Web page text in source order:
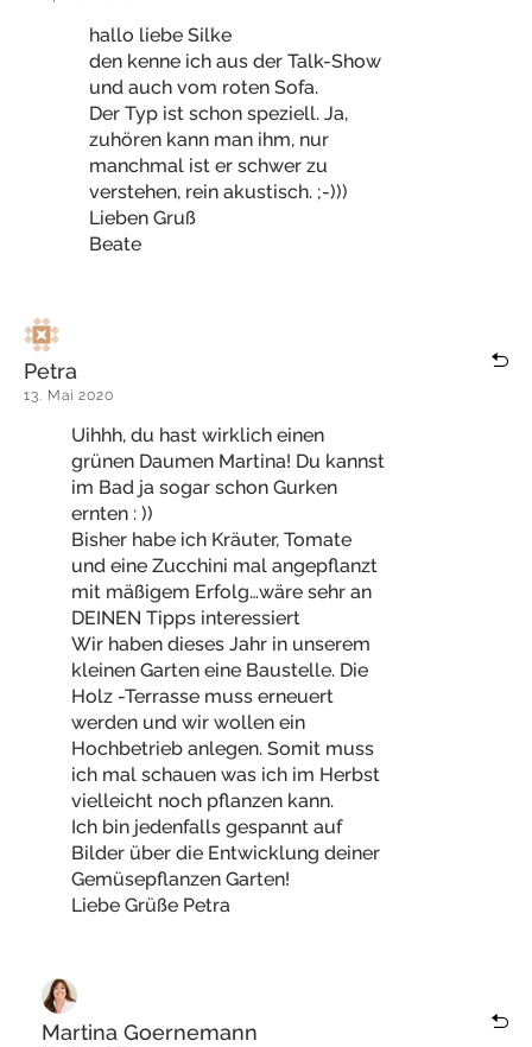
hallo liebe Silke
den kenne ich aus der Talk-Show
und auch vom roten Sofa.
Der Typ ist schon speziell. Ja,
zuhören kann man ihm, nur
manchmal ist er schwer zu
verstehen, rein akustisch. ;-)))
Lieben Gruß
Beate
Petra
13. Mai 2020
Uihhh, du hast wirklich einen
grünen Daumen Martina! Du kannst
im Bad ja sogar schon Gurken
ernten : ))
Bisher habe ich Kräuter, Tomate
und eine Zucchini mal angepflanzt
mit mäßigem Erfolg…wäre sehr an
DEINEN Tipps interessiert
Wir haben dieses Jahr in unserem
kleinen Garten eine Baustelle. Die
Holz -Terrasse muss erneuert
werden und wir wollen ein
Hochbetrieb anlegen. Somit muss
ich mal schauen was ich im Herbst
vielleicht noch pflanzen kann.
Ich bin jedenfalls gespannt auf
Bilder über die Entwicklung deiner
Gemüsepflanzen Garten!
Liebe Grüße Petra
Martina Goernemann